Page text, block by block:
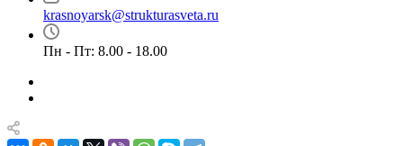
krasnoyarsk@strukturasveta.ru
Пн - Пт: 8.00 - 18.00